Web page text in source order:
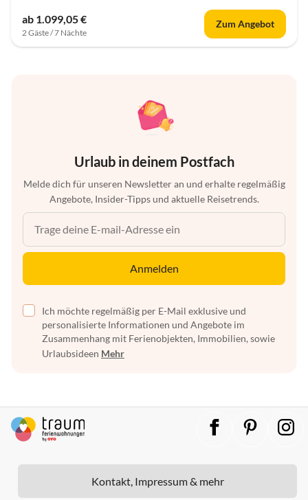
ab 1.099,05 €
2 Gäste / 7 Nächte
Zum Angebot
Urlaub in deinem Postfach
Melde dich für unseren Newsletter an und erhalte regelmäßig
Angebote, Insider-Tipps und aktuelle Reisetrends.
Anmelden
Ich möchte regelmäßig per E-Mail exklusive und
personalisierte Informationen und Angebote im
Zusammenhang mit Ferienobjekten, Immobilien, sowie
Urlaubsideen Mehr
Kontakt, Impressum & mehr